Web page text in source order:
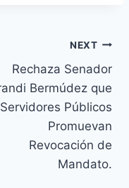
NEXT
Rechaza Senador
Bermúdez que
Servidores Públicos
Promuevan
Revocación de
Mandato.